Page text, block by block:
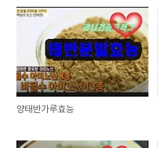
양태반가루효능